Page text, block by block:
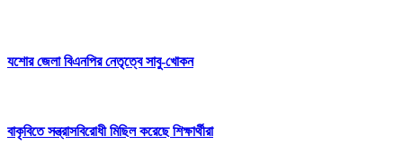
যশোর জেলা বিএনপির নেতৃত্বে সাবু-খোকন
বাকৃবিতে সন্ত্রাসবিরোধী মিছিল করেছে শিক্ষার্থীরা